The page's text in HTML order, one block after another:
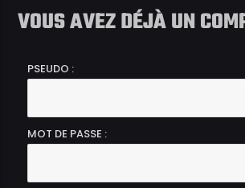
VOUS AVEZ DÉJÀ UN
PSEUDO :
MOT DE PASSE :